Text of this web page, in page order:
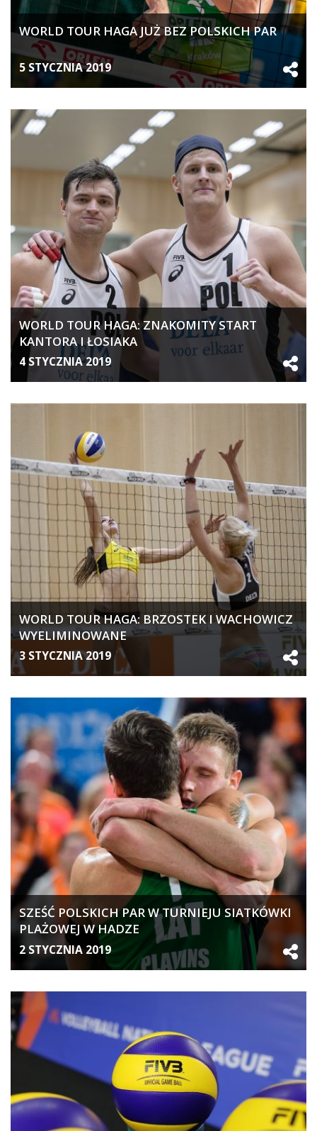
WORLD TOUR HAGA JUŻ BEZ POLSKICH PAR
5 STYCZNIA 2019
WORLD TOUR HAGA: ZNAKOMITY START
KANTORA I ŁOSIAKA
4 STYCZNIA 2019
WORLD TOUR HAGA: BRZOSTEK I WACHOWICZ
WYELIMINOWANE
3 STYCZNIA 2019
SZEŚĆ POLSKICH PAR W TURNIEJU SIATKÓWKI
PLAŻOWEJ W HADZE
2 STYCZNIA 2019